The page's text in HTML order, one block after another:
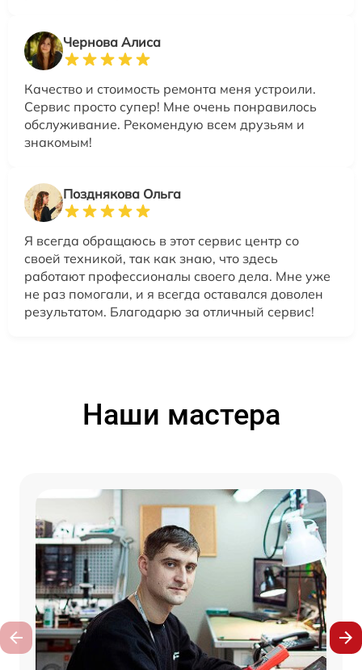
Чернова Алиса
Качество и стоимость ремонта меня устроили.
Сервис просто супер! Мне очень понравилось
обслуживание. Рекомендую всем друзьям и
знакомым!
Позднякова Ольга
Я всегда обращаюсь в этот сервис центр со
своей техникой, так как знаю, что здесь
работают профессионалы своего дела. Мне уже
не раз помогали, и я всегда оставался доволен
результатом. Благодарю за отличный сервис!
Наши мастера